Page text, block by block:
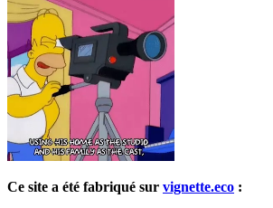
Ce site a été fabriqué survignette.eco: